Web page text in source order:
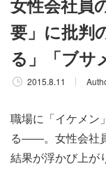
女性会社員
要」に批判
る」「ブサ
2015.8.11
職場に「イケメン
る――。女性会社
結果が浮かび上が